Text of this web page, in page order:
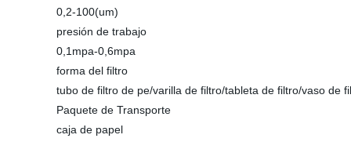
0,2-100(um)
presión de trabajo
0,1mpa-0,6mpa
forma del filtro
tubo de filtro de pe/varilla de filtro/tableta de filtro/vaso de
Paquete de Transporte
caja de papel